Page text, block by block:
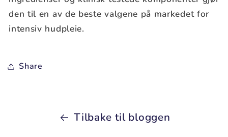
den til en av de beste valgene på markedet for
intensiv hudpleie.
Share
Tilbake til bloggen